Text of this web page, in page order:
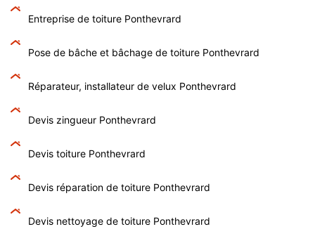
Entreprise de toiture Ponthevrard
Pose de bâche et bâchage de toiture Ponthevrard
Réparateur, installateur de velux Ponthevrard
Devis zingueur Ponthevrard
Devis toiture Ponthevrard
Devis réparation de toiture Ponthevrard
Devis nettoyage de toiture Ponthevrard